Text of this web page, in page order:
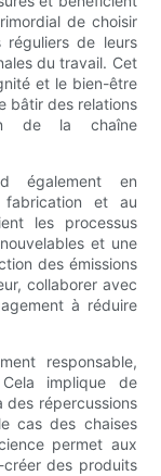
de choisir
réguliers de leurs
du travail. Cet
et le bien-être
bâtir des relations
de la chaîne
également en
fabrication et au
les processus
et une
des émissions
collaborer avec
à réduire
responsable,
implique de
des répercussions
cas des chaises
permet aux
des produits